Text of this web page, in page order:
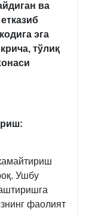
ва
эга
тўлиқ
Ушбу
фаолият